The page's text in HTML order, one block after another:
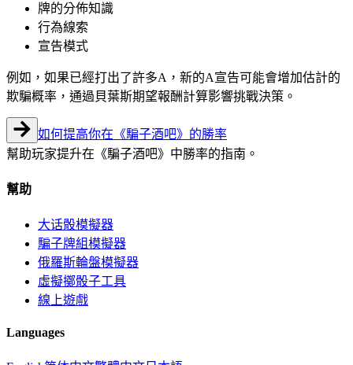
牌的分佈知識
行為線索
宣告模式
例如，如果已經打出了許多A，新的A宣告可能會增加估計的
欺騙概率，通過貝葉斯期望報酬計算影響挑戰決策。
如何提高你在《騙子酒吧》的勝率
幫助玩家提升在《騙子酒吧》中勝率的指南。
幫助
大话骰模擬器
騙子牌組模擬器
俄羅斯輪盤模擬器
虛擬擲骰子工具
線上遊戲
Languages